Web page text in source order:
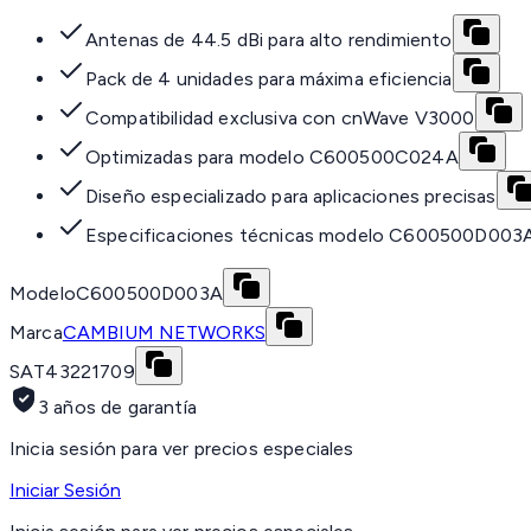
Antenas de 44.5 dBi para alto rendimiento
Pack de 4 unidades para máxima eficiencia
Compatibilidad exclusiva con cnWave V3000
Optimizadas para modelo C600500C024A
Diseño especializado para aplicaciones precisas
Especificaciones técnicas modelo
ModeloC600500D003A
MarcaCAMBIUM NETWORKS
SAT43221709
3 años de garantía
Inicia sesión para ver precios especiales
Iniciar Sesión